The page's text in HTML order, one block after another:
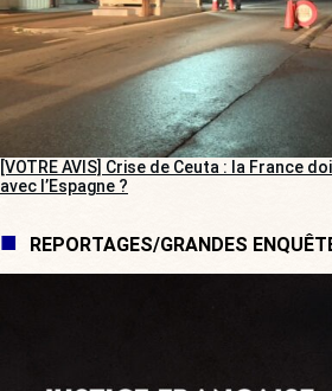
[VOTRE AVIS] Crise de Ceuta : la France
avec l’Espagne ?
REPORTAGES/GRANDES